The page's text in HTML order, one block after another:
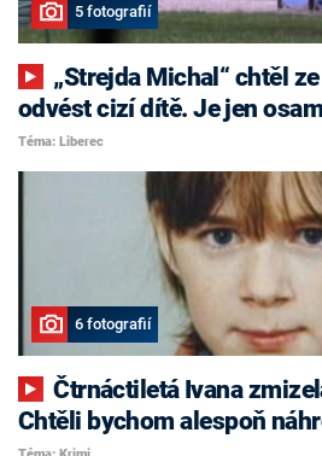
5 fotografií
odvést cizí dítě. Je jen
Téma: Liberec
6 fotografií
Čtrnáctiletá Ivana zmizela před 29 lety.
Chtěli bychom alespoň